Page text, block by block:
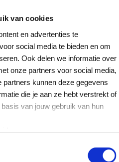
van cookies
en advertenties te
social media te bieden en om
Ook delen we informatie over
onze partners voor social media,
kunnen deze gegevens
die je aan ze hebt verstrekt of
van jouw gebruik van hun
Ton
geldig?